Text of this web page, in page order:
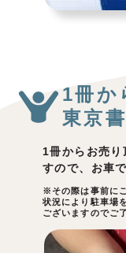
1冊か
東京
1冊からお売り
すので、お車
※その際は事前に
状況により駐車場
ございますのでご